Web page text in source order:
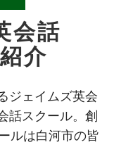
会話
介
ジェイムズ英会
話スクール。創
ルは白河市の皆